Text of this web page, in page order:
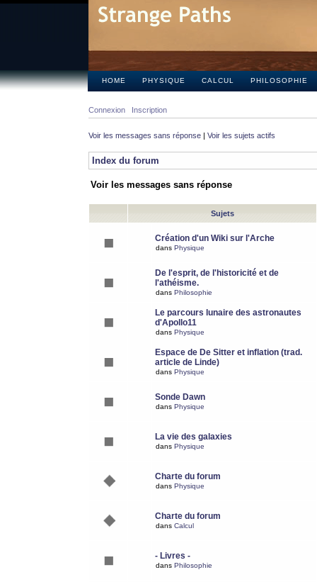
HOME PHYSIQUE CALCUL PHILOSOPHIE
Connexion Inscription
Voir les messages sans réponse | Voir les sujets actifs
Index du forum
Voir les messages sans réponse
Sujets
Création d'un Wiki sur l'Arche
dans Physique
De l'esprit, de l'historicité et de
l'athéisme.
dans Philosophie
Le parcours lunaire des astronautes
d'Apollo11
dans Physique
Espace de De Sitter et inflation (trad.
article de Linde)
dans Physique
Sonde Dawn
dans Physique
La vie des galaxies
dans Physique
Charte du forum
dans Physique
Charte du forum
dans Calcul
- Livres -
dans Philosophie